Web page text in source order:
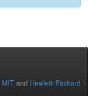
MIT and Hewlett-Packard -